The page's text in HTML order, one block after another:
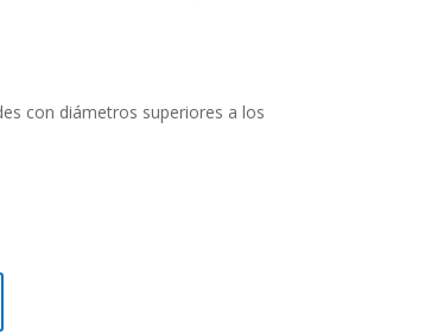
con diámetros superiores a los